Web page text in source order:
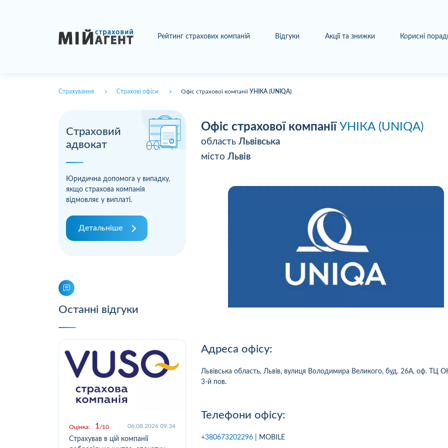
Рейтинг страхових компаній Відгуки Акції та знижки Корисні
Страхування Страхові офіси Офіс страхової компанії УНІКА (UNIQA)
Страховий
адвокат
Юридична допомога у випадку,
якщо страхова компанія
відмовляє у виплаті.
Детальніше
Останні відгуки
Оцінка: 1 10 06.08.2026 09:34
Страхував в цій компанії
Оформлював сьогодні
Офіс страхової компанії УНІКА (UNIQA)
область Львівська
місто Львів
Адреса офісу:
Львівська область, Львiв, вулиця Володимира Великого, буд. 26А, оф. ТЦ
3-й пов.
Телефони офісу:
+380673202296 | MOBILE